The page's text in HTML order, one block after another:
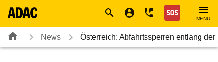
Nothilfe
MENÜ
News Österreich: Abfahrtssperren entlang